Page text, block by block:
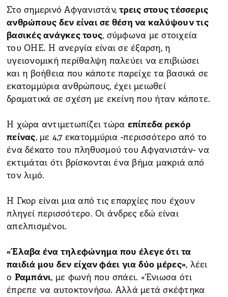
Στο σημερινό Αφγανιστάν,τρεις στους τέσσερις
ανθρώπους δεν είναι σε θέση να καλύψουν τις
βασικές ανάγκες τους, σύμφωνα με στοιχεία
του ΟΗΕ. Η ανεργία είναι σε έξαρση, η
υγειονομική περίθαλψη παλεύει να επιβιώσει
και η βοήθεια που κάποτε παρείχε τα βασικά σε
εκατομμύρια ανθρώπους, έχει μειωθεί
δραματικά σε σχέση με εκείνη που ήταν κάποτε.
Η χώρα αντιμετωπίζει τώρα επίπεδα ρεκόρ
πείνας, με 4,7 εκατομμύρια -περισσότερο από το
ένα δέκατο του πληθυσμού του Αφγανιστάν- να
εκτιμάται ότι βρίσκονται ένα βήμα μακριά από
τον λιμό.
Η Γκορ είναι μια από τις επαρχίες που έχουν
πληγεί περισσότερο. Οι άνδρες εδώ είναι
απελπισμένοι.
«Έλαβα ένα τηλεφώνημα που έλεγε ότι τα
παιδιά μου δεν είχαν φάει για δύο μέρες», λέει
ο Ραμπάνι, με φωνή που σπάει. «Ένιωσα ότι
έπρεπε να αυτοκτονήσω. Αλλά μετά σκέφτηκα